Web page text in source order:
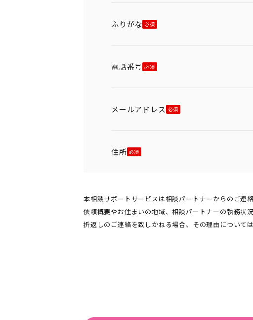
ふりがな
電話番号
メールアドレス
住所
本相談サポートサービスは相談パートナーからのご連
依頼概要やお住まいの地域、相談パートナーの執務状
折返しのご連絡を致しかねる場合、その理由について